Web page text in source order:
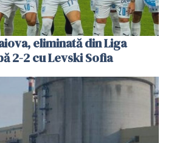
eliminată din Liga
2-2 cu Levski Sofia